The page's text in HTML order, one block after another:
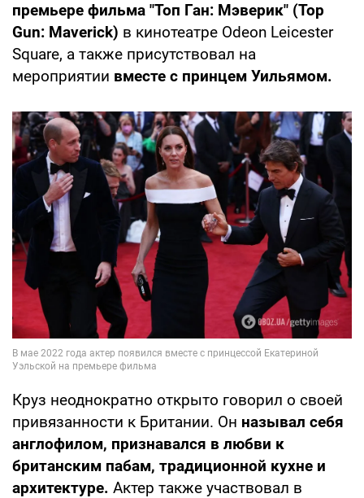
премьере фильма "Топ Ган: Мэверик" (Top
Gun: Maverick) в кинотеатре Odeon Leicester
Square, а также присутствовал на
мероприятии вместе с принцем Уильямом.
Круз неоднократно открыто говорил о своей
привязанности к Британии. Он называл себя
англофилом, признавался в любви к
британским пабам, традиционной кухне и
архитектуре. Актер также участвовал в